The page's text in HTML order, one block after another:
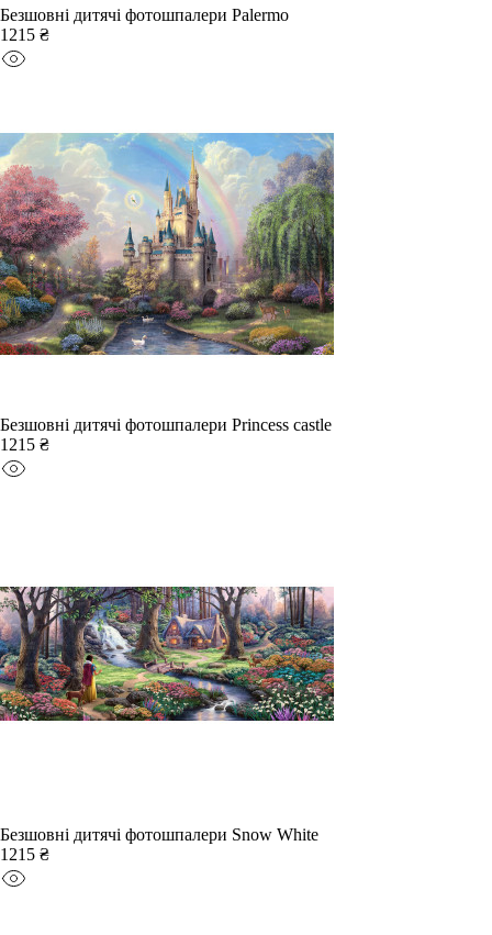
Безшовні дитячі фотошпалери Palermo
1215 ₴
Безшовні дитячі фотошпалери Princess castle
1215 ₴
Безшовні дитячі фотошпалери Snow White
1215 ₴